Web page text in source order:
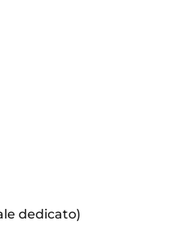
dedicato)